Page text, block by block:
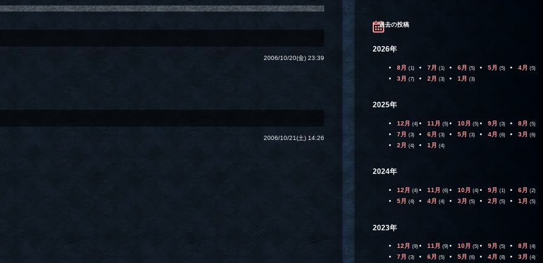
2006/10/20(金) 23:39
2006/10/21(土) 14:26
過去の投稿
2026年
8月 (1) 7月 (1) 6月 (5) 5月 (5) 4月 (5)
3月 (7) 2月 (3) 1月 (3)
2025年
12月 (4) 11月 (5) 10月 (5) 9月 (3) 8月 (5)
7月 (3) 6月 (3) 5月 (3) 4月 (6) 3月 (6)
2月 (4) 1月 (4)
2024年
12月 (4) 11月 (6) 10月 (4) 9月 (1) 6月 (2)
5月 (4) 4月 (4) 3月 (5) 2月 (5) 1月 (5)
2023年
12月 (9) 11月 (9) 10月 (5) 9月 (5) 8月 (4)
7月 (3) 6月 (5) 5月 (6) 4月 (8) 3月 (4)